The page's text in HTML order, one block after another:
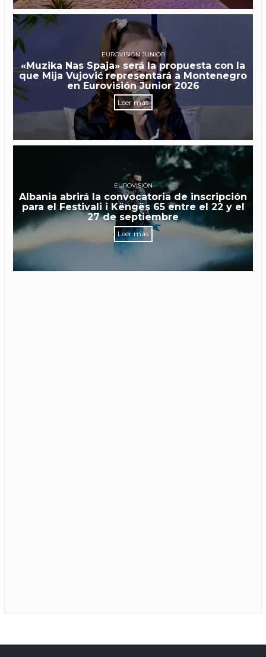
EUROVISIÓN JUNIOR
«Muzika Nas Spaja» será la propuesta con la
que Mija Vujović representará a Montenegro
en Eurovisión Junior 2026
Leer más
EUROVISIÓN
Albania abrirá la convocatoria de inscripción
para el Festivali i Këngës 65 entre el 22 y el
27 de septiembre
Leer más